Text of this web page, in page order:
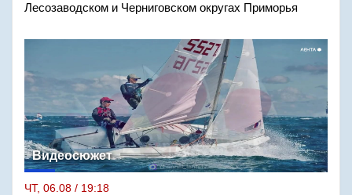
Лесозаводском и Черниговском округах Приморья
Видеосюжет
ЧТ, 06.08 / 19:18